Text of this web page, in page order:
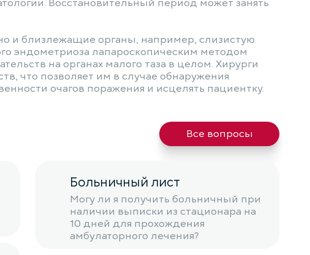
Восстановительный период может занять
и близлежащие органы, например, слизистую
эндометриоза лапароскопическим методом
на органах малого таза в целом. Хирурги
что позволяет им в случае обнаружения
очагов поражения и исцелять пациентку.
Все вопросы
Больничный лист
Могу ли я получить больничный при
наличии выписки из стационара на
10 дней для прохождения
амбулаторного лечения?